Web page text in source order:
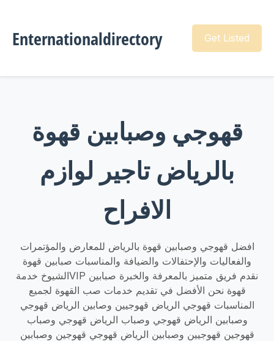
Enternationaldirectory Get Listed
قهوجي وصبابين قهوة
بالرياض تاجير لوازم
الافراح
افضل قهوجي وصبابين قهوة بالرياض للمعارض والمؤتمرات
والفعاليات والإحتفالات والضيافة والمناسبات صبابين قهوة
الشيوخ خدمةVIP نقدم فريق متميز بالمعرفة والخبرة صبابين
قهوة نحن الأفضل في تقديم خدمات صب القهوة لجميع
المناسبات قهوجي الرياض قهوجيين وصابين الرياض قهوجي
وصبابين الرياض قهوجي وصباب الرياض قهوجي وصباب
قهوجين قهوجيين وصبابين الرياض قهوجي قهوجين وصبابين